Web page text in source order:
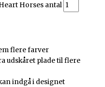
Horses antal
flere farver
udskåret plade til flere
indgå i designet